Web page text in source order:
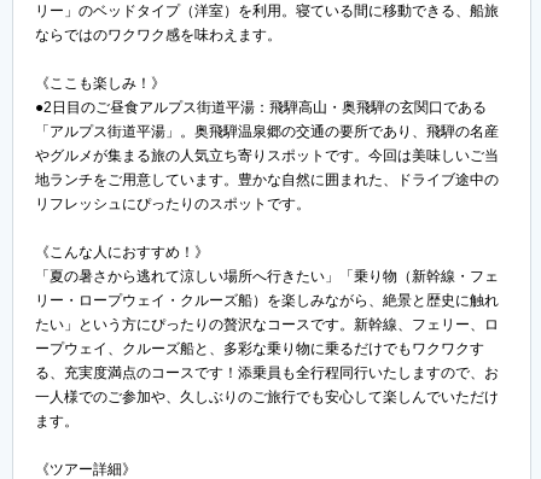
リー」のベッドタイプ（洋室）を利用。寝ている間に移動できる、船旅
ならではのワクワク感を味わえます。
《ここも楽しみ！》
●2日目のご昼食アルプス街道平湯：飛騨高山・奥飛騨の玄関口である
「アルプス街道平湯」。奥飛騨温泉郷の交通の要所であり、飛騨の名産
やグルメが集まる旅の人気立ち寄りスポットです。今回は美味しいご当
地ランチをご用意しています。豊かな自然に囲まれた、ドライブ途中の
リフレッシュにぴったりのスポットです。
《こんな人におすすめ！》
「夏の暑さから逃れて涼しい場所へ行きたい」「乗り物（新幹線・フェ
リー・ロープウェイ・クルーズ船）を楽しみながら、絶景と歴史に触れ
たい」という方にぴったりの贅沢なコースです。新幹線、フェリー、ロ
ープウェイ、クルーズ船と、多彩な乗り物に乗るだけでもワクワクす
る、充実度満点のコースです！添乗員も全行程同行いたしますので、お
一人様でのご参加や、久しぶりのご旅行でも安心して楽しんでいただけ
ます。
《ツアー詳細》